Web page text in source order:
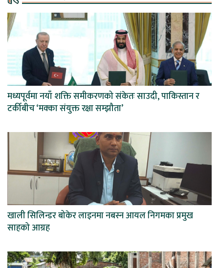
मध्यपूर्वमा नयाँ शक्ति समीकरणको संकेतः साउदी, पाकिस्तान र
टर्कीबीच ‘मक्का संयुक्त रक्षा सम्झौता’
खाली सिलिन्डर बोकेर लाइनमा नबस्न आयल निगमका प्रमुख
साहको आग्रह